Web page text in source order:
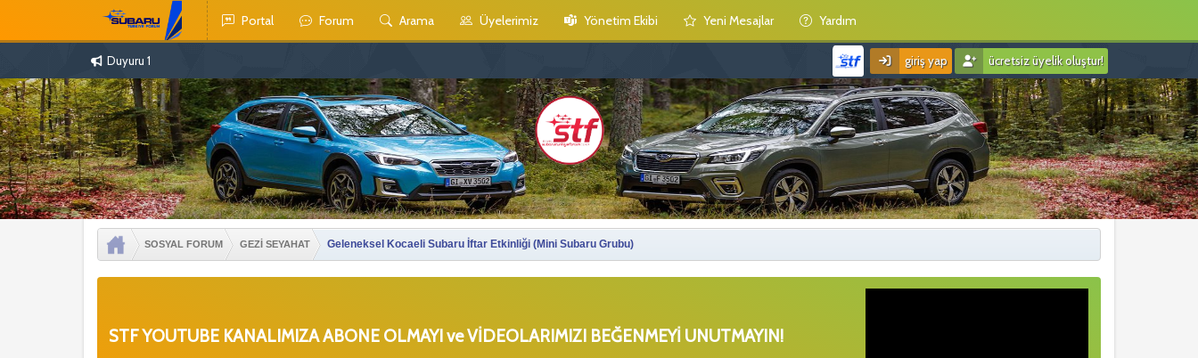
Portal Forum Arama Üyelerimiz Yönetim Ekibi Yeni Mesajlar Yardım
Duyuru 1 giriş yap ücretsiz üyelik oluştur!
SOSYAL FORUM GEZİ SEYAHAT Geleneksel Kocaeli Subaru İftar Etkinliği (Mini Subaru Grubu)
STF YOUTUBE KANALIMIZA ABONE OLMAYI ve VİDEOLARIMIZI BEĞENMEYİ UNUTMAYIN!